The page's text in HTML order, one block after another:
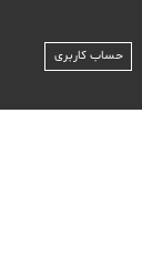
حساب کاربری